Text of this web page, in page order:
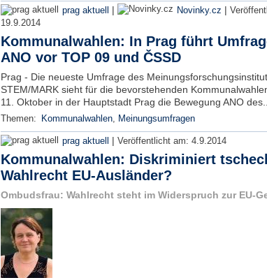
prag aktuell | Novinky.cz |
19.9.2014
Kommunalwahlen: In Prag führt
ANO vor TOP 09 und ČSSD
Prag - Die neueste Umfrage des
STEM/MARK sieht für die bevorstehenden
11. Oktober in der Hauptstadt Prag die Bewegung ANO
Themen: Kommunalwahlen, Meinungsumfragen
prag aktuell | Veröffentlicht am: 4.9.2014
Kommunalwahlen: Diskriminiert
Wahlrecht EU-Ausländer?
Ombudsfrau: Wahlrecht steht im Widerspruch zur EU-